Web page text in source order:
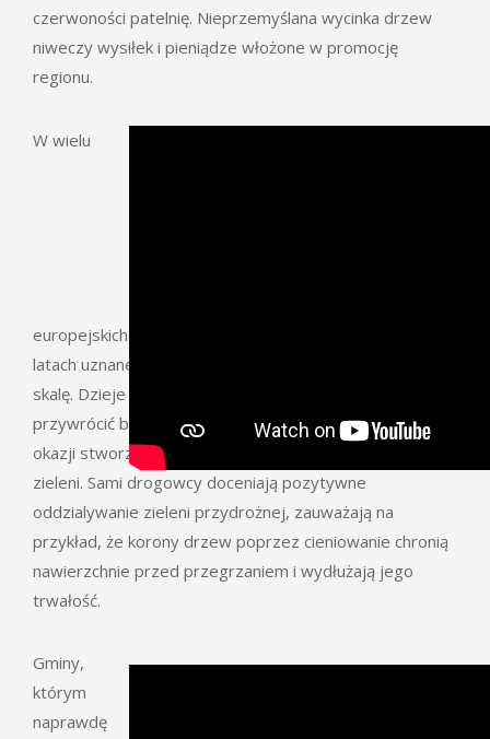
czerwoności patelnię. Nieprzemyślana wycinka drzew
niweczy wysiłek i pieniądze włożone w promocję
regionu.
W wielu
europejskich krajach niszczenie alei zostało w ostatnich
latach uznane za błąd i sadzi się je ponownie na wielką
skalę. Dzieje się tak z różnych powodów – aby
przywrócić bioróżnorodność, uatrakcyjnić trasy, a przy
okazji stworzyć miejsca pracy przy pielęgnacji pasa
zieleni. Sami drogowcy doceniają pozytywne
oddzialywanie zieleni przydrożnej, zauważają na
przykład, że korony drzew poprzez cieniowanie chronią
nawierzchnie przed przegrzaniem i wydłużają jego
trwałość.
Gminy,
którym
naprawdę